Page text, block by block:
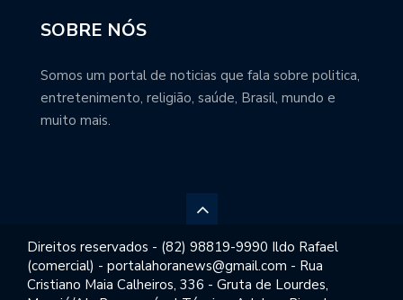
SOBRE NÓS
Somos um portal de noticias que fala sobre politica,
entretenimento, religião, saúde, Brasil, mundo e
muito mais.
Direitos reservados - (82) 98819-9990 Ildo Rafael
(comercial) - portalahoranews@gmail.com - Rua
Cristiano Maia Calheiros, 336 - Gruta de Lourdes,